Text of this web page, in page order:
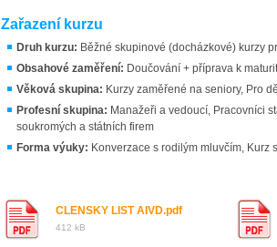
Zařazení kurzu
Druh kurzu: Běžné skupinové (docházkové) kurzy
Obsahové zaměření: Doučování + příprava k
Věková skupina: Kurzy zaměřené na seniory, Pro
Profesní skupina: Manažeři a vedoucí, Pracovníci
soukromých a státních firem
Forma výuky: Konverzace s rodilým mluvčím, Kurz
CLENSKY LIST AIVD.pdf
412 kB